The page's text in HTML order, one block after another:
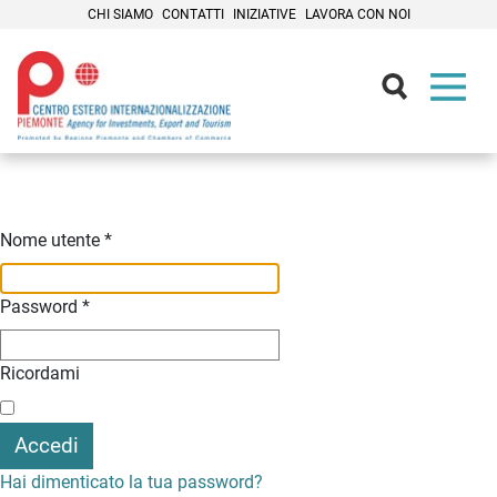
CHI SIAMO CONTATTI INIZIATIVE LAVORA CON NOI
Nome utente *
Password *
Ricordami
Accedi
Hai dimenticato la tua password?